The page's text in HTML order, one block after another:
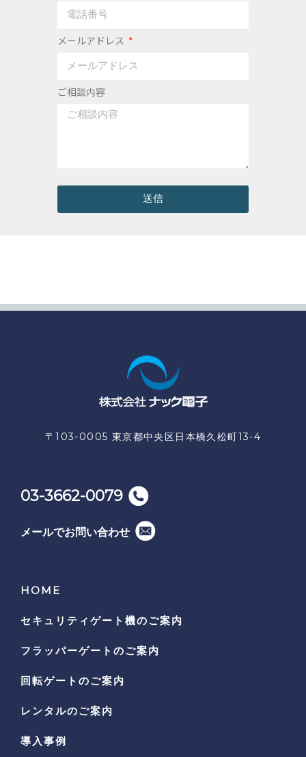
メールアドレス
ご相談内容
送信
〒103-0005 東京都中央区日本橋久松町13-4
03-3662-0079
メールでお問い合わせ
HOME
セキュリティゲート機のご案内
フラッパーゲートのご案内
回転ゲートのご案内
レンタルのご案内
導入事例